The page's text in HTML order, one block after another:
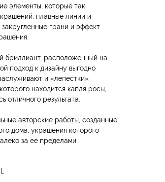
элементы, которые так
плавные линии и
грани и эффект
бриллиант, расположенный на
подход к дизайну выгодно
и «лепестки»
находится капля росы,
отличного результата.
авторские работы, созданные
дома, украшения которого
за ее пределами.